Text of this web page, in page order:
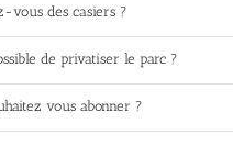
vous des casiers ?
de privatiser le parc ?
vous abonner ?